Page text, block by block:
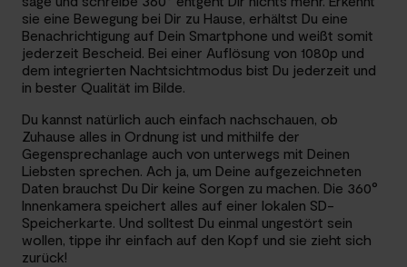
sie eine Bewegung bei Dir zu Hause, erhältst Du eine
Benachrichtigung auf Dein Smartphone und weißt somit
jederzeit Bescheid. Bei einer Auflösung von 1080p und
dem integrierten Nachtsichtmodus bist Du jederzeit und
in bester Qualität im Bilde.
Du kannst natürlich auch einfach nachschauen, ob
Zuhause alles in Ordnung ist und mithilfe der
Gegensprechanlage auch von unterwegs mit Deinen
Liebsten sprechen. Ach ja, um Deine aufgezeichneten
Daten brauchst Du Dir keine Sorgen zu machen. Die 360°
Innenkamera speichert alles auf einer lokalen SD-
Speicherkarte. Und solltest Du einmal ungestört sein
wollen, tippe ihr einfach auf den Kopf und sie zieht sich
zurück!